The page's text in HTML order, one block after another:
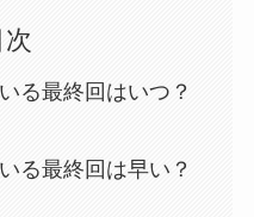
次
る最終回はいつ？
る最終回は早い？